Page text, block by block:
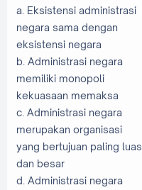
a. Eksistensi administrasi
negara sama dengan
eksistensi negara
b. Administrasi negara
memiliki monopoli
kekuasaan memaksa
c. Administrasi negara
merupakan organisasi
yang bertujuan paling luas
dan besar
d. Administrasi negara